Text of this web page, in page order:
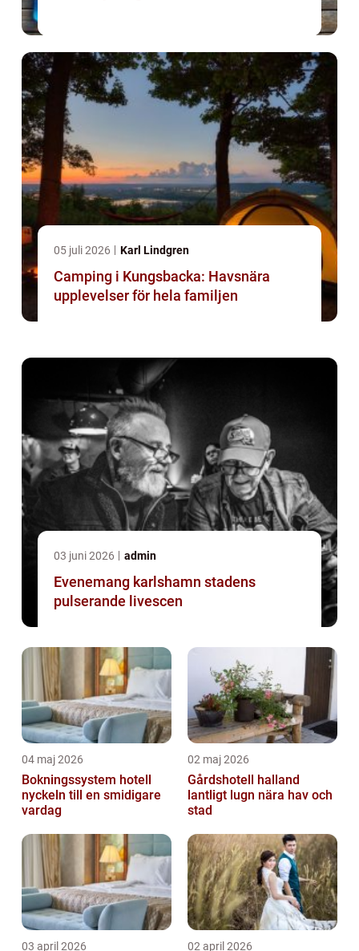
05 juli 2026 Karl Lindgren
Camping i Kungsbacka: Havsnära
upplevelser för hela familjen
03 juni 2026 admin
Evenemang karlshamn stadens
pulserande livescen
04 maj 2026
Bokningssystem hotell
nyckeln till en smidigare
vardag
02 maj 2026
Gårdshotell halland
lantligt lugn nära hav och
stad
03 april 2026 02 april 2026